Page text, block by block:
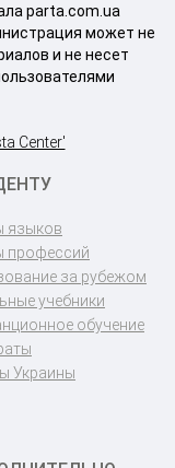
parta.com.ua
может не
и не несет
Center'
языков
профессий
за рубежом
учебники
обучение
Украины